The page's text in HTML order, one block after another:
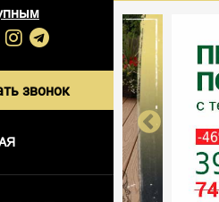
звонок